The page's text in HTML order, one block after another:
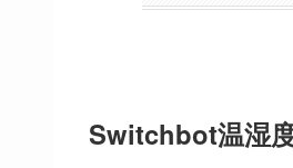
Switchbot温湿